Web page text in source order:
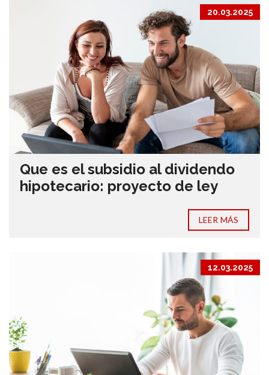
20.03.2025
Que es el subsidio al dividendo
hipotecario: proyecto de ley
LEER MÁS
12.03.2025